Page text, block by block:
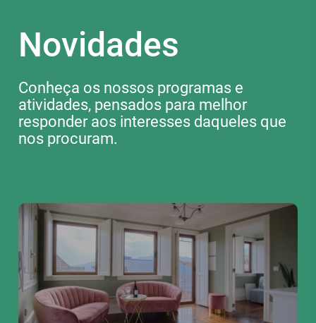
Novidades
Conheça os nossos programas e
atividades, pensados para melhor
responder aos interesses daqueles que
nos procuram.